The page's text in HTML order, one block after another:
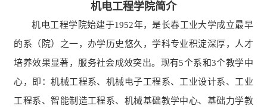
机电工程学院简介
机电工程学院始建于1952年，是长春工业大学成立最早
的系（院）之一，办学历史悠久，学科专业积淀深厚，人才
培养效果显著，服务社会成效突出。现有5个系和3个教学中
心，即：机械工程系、机械电子工程系、工业设计系、工业
工程系、智能制造工程系、机械基础教学中心、基础力学教